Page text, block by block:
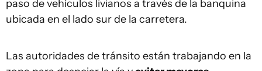
paso de vehículos livianos a través de la banquina
ubicada en el lado sur de la carretera.
Las autoridades de tránsito están trabajando en la